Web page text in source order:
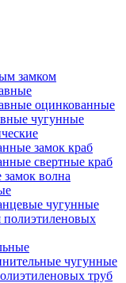
замком
оцинкованные
чугунные
замок краб
свертные краб
волна
чугунные
чугунные
труб